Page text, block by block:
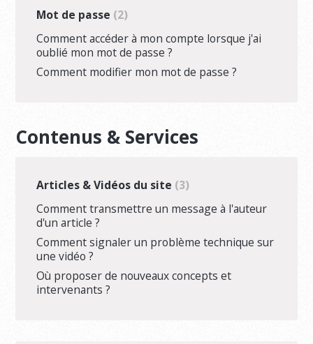
Mot de passe 2
Comment accéder à mon compte lorsque j'ai
oublié mon mot de passe ?
Comment modifier mon mot de passe ?
Contenus & Services
Articles & Vidéos du site 3
Comment transmettre un message à l'auteur
d'un article ?
Comment signaler un problème technique sur
une vidéo ?
Où proposer de nouveaux concepts et
intervenants ?